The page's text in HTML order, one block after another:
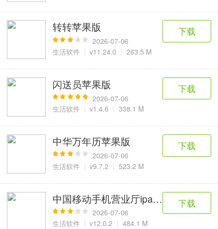
转转苹果版
2026-07-06
生活软件
v11.24.0 263.5 M
下载
闪送员苹果版
2026-07-06
生活软件
v1.4.6 338.1 M
下载
中华万年历苹果版
2026-07-06
生活软件
v9.7.2 523.2 M
下载
中国移动手机营业厅ipad版
2026-07-06
生活软件
v12.0.2 484.1 M
下载